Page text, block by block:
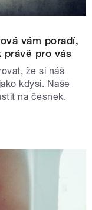
vám poradí,
právě pro vás
že si náš
kdysi. Naše
na česnek.